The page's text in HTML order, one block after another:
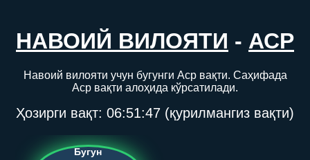
НАВОИЙ ВИЛОЯТИ - АСР
Навоий вилояти учун бугунги Аср вақти. Саҳифада
Аср вақти алоҳида кўрсатилади.
Ҳозирги вақт: 06:51:47 (қурилмангиз вақти)
Бугун